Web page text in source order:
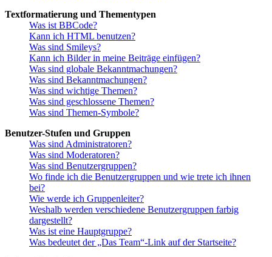
Textformatierung und Thementypen
Was ist BBCode?
Kann ich HTML benutzen?
Was sind Smileys?
Kann ich Bilder in meine Beiträge einfügen?
Was sind globale Bekanntmachungen?
Was sind Bekanntmachungen?
Was sind wichtige Themen?
Was sind geschlossene Themen?
Was sind Themen-Symbole?
Benutzer-Stufen und Gruppen
Was sind Administratoren?
Was sind Moderatoren?
Was sind Benutzergruppen?
Wo finde ich die Benutzergruppen und wie trete ich ihnen
bei?
Wie werde ich Gruppenleiter?
Weshalb werden verschiedene Benutzergruppen farbig
dargestellt?
Was ist eine Hauptgruppe?
Was bedeutet der „Das Team“-Link auf der Startseite?